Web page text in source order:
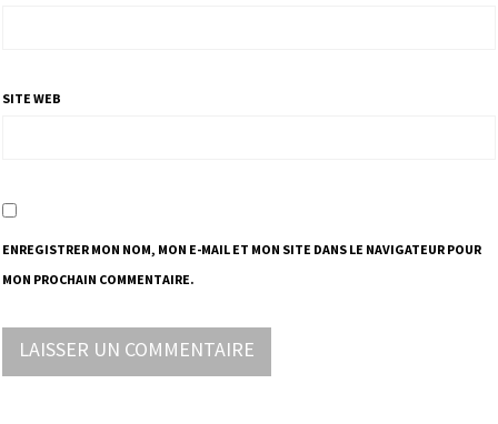
SITE WEB
ENREGISTRER MON NOM, MON E-MAIL ET MON SITE DANS LE NAVIGATEUR POUR
MON PROCHAIN COMMENTAIRE.